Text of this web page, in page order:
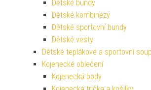
Dětské bundy
Dětské kombinézy
Dětské sportovní bundy
Dětské vesty
Dětské teplákové a sportovní
Kojenecké oblečení
Kojenecká body